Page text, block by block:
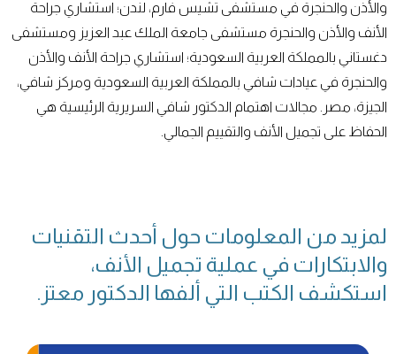
والأذن والحنجرة في مستشفى تشيس فارم، لندن؛ استشاري جراحة
الأنف والأذن والحنجرة مستشفى جامعة الملك عبد العزيز ومستشفى
دغستاني بالمملكة العربية السعودية؛ استشاري جراحة الأنف والأذن
والحنجرة في عيادات شافي بالمملكة العربية السعودية ومركز شافي،
الجيزة، مصر. مجالات اهتمام الدكتور شافي السريرية الرئيسية هي
الحفاظ على تجميل الأنف والتقييم الجمالي.
لمزيد من المعلومات حول أحدث التقنيات
والابتكارات في عملية تجميل الأنف،
استكشف الكتب التي ألفها الدكتور معتز.